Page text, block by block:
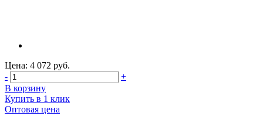
Цена: 4 072 руб.
-
+
В корзину
Купить в 1 клик
Оптовая цена